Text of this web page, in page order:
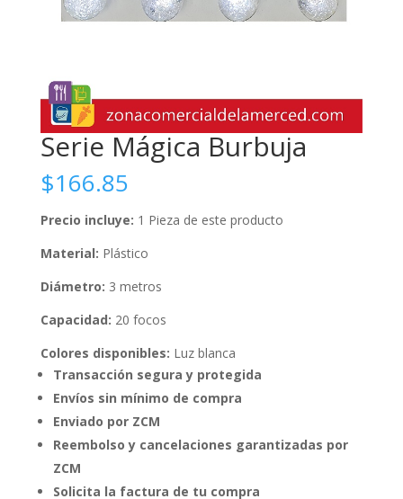
Serie Mágica Burbuja
$166.85
Precio incluye: 1 Pieza de este producto
Material: Plástico
Diámetro: 3 metros
Capacidad: 20 focos
Colores disponibles: Luz blanca
Transacción segura y protegida
Envíos sin mínimo de compra
Enviado por ZCM
Reembolso y cancelaciones garantizadas por
ZCM
Solicita la factura de tu compra